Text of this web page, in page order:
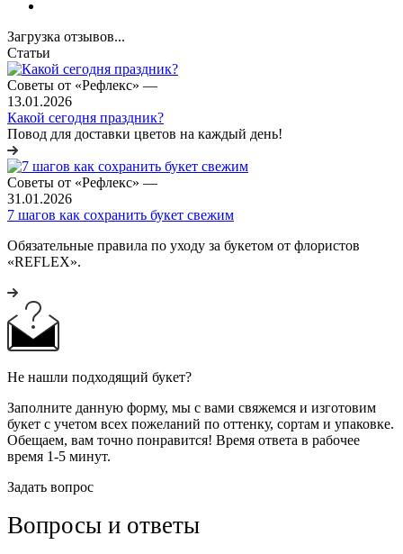
Загрузка отзывов...
Статьи
Советы от «Рефлекс» —
13.01.2026
Какой сегодня праздник?
Повод для доставки цветов на каждый день!
Советы от «Рефлекс» —
31.01.2026
7 шагов как сохранить букет свежим
Обязательные правила по уходу за букетом от флористов
«REFLEX».
Не нашли подходящий букет?
Заполните данную форму, мы с вами свяжемся и изготовим
букет с учетом всех пожеланий по оттенку, сортам и упаковке.
Обещаем, вам точно понравится! Время ответа в рабочее
время 1-5 минут.
Задать вопрос
Вопросы и ответы